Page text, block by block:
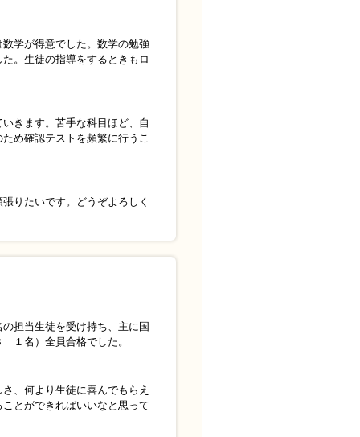
学が得意でした。数学の勉強
。生徒の指導をするときもロ
きます。苦手な科目ほど、自
め確認テストを頻繁に行うこ
りたいです。どうぞよろしく
担当生徒を受け持ち、主に国
名）全員合格でした。
、何より生徒に喜んでもらえ
とができればいいなと思って